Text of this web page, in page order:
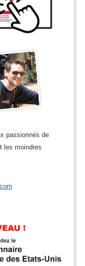
passionnés de
les moindres